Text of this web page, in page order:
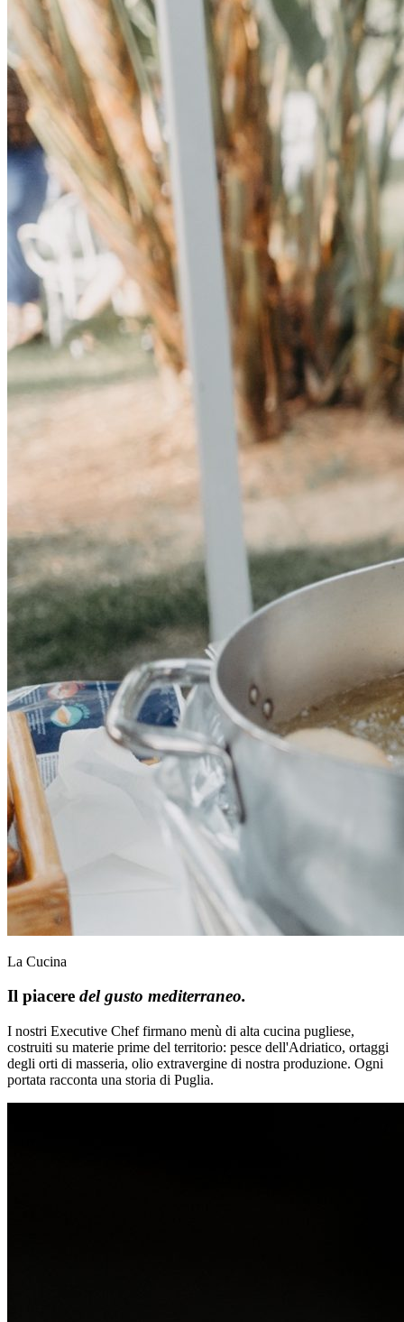
La Cucina
Il piacere del gusto mediterraneo.
I nostri Executive Chef firmano menù di alta cucina pugliese,
costruiti su materie prime del territorio: pesce dell'Adriatico, ortaggi
degli orti di masseria, olio extravergine di nostra produzione. Ogni
portata racconta una storia di Puglia.